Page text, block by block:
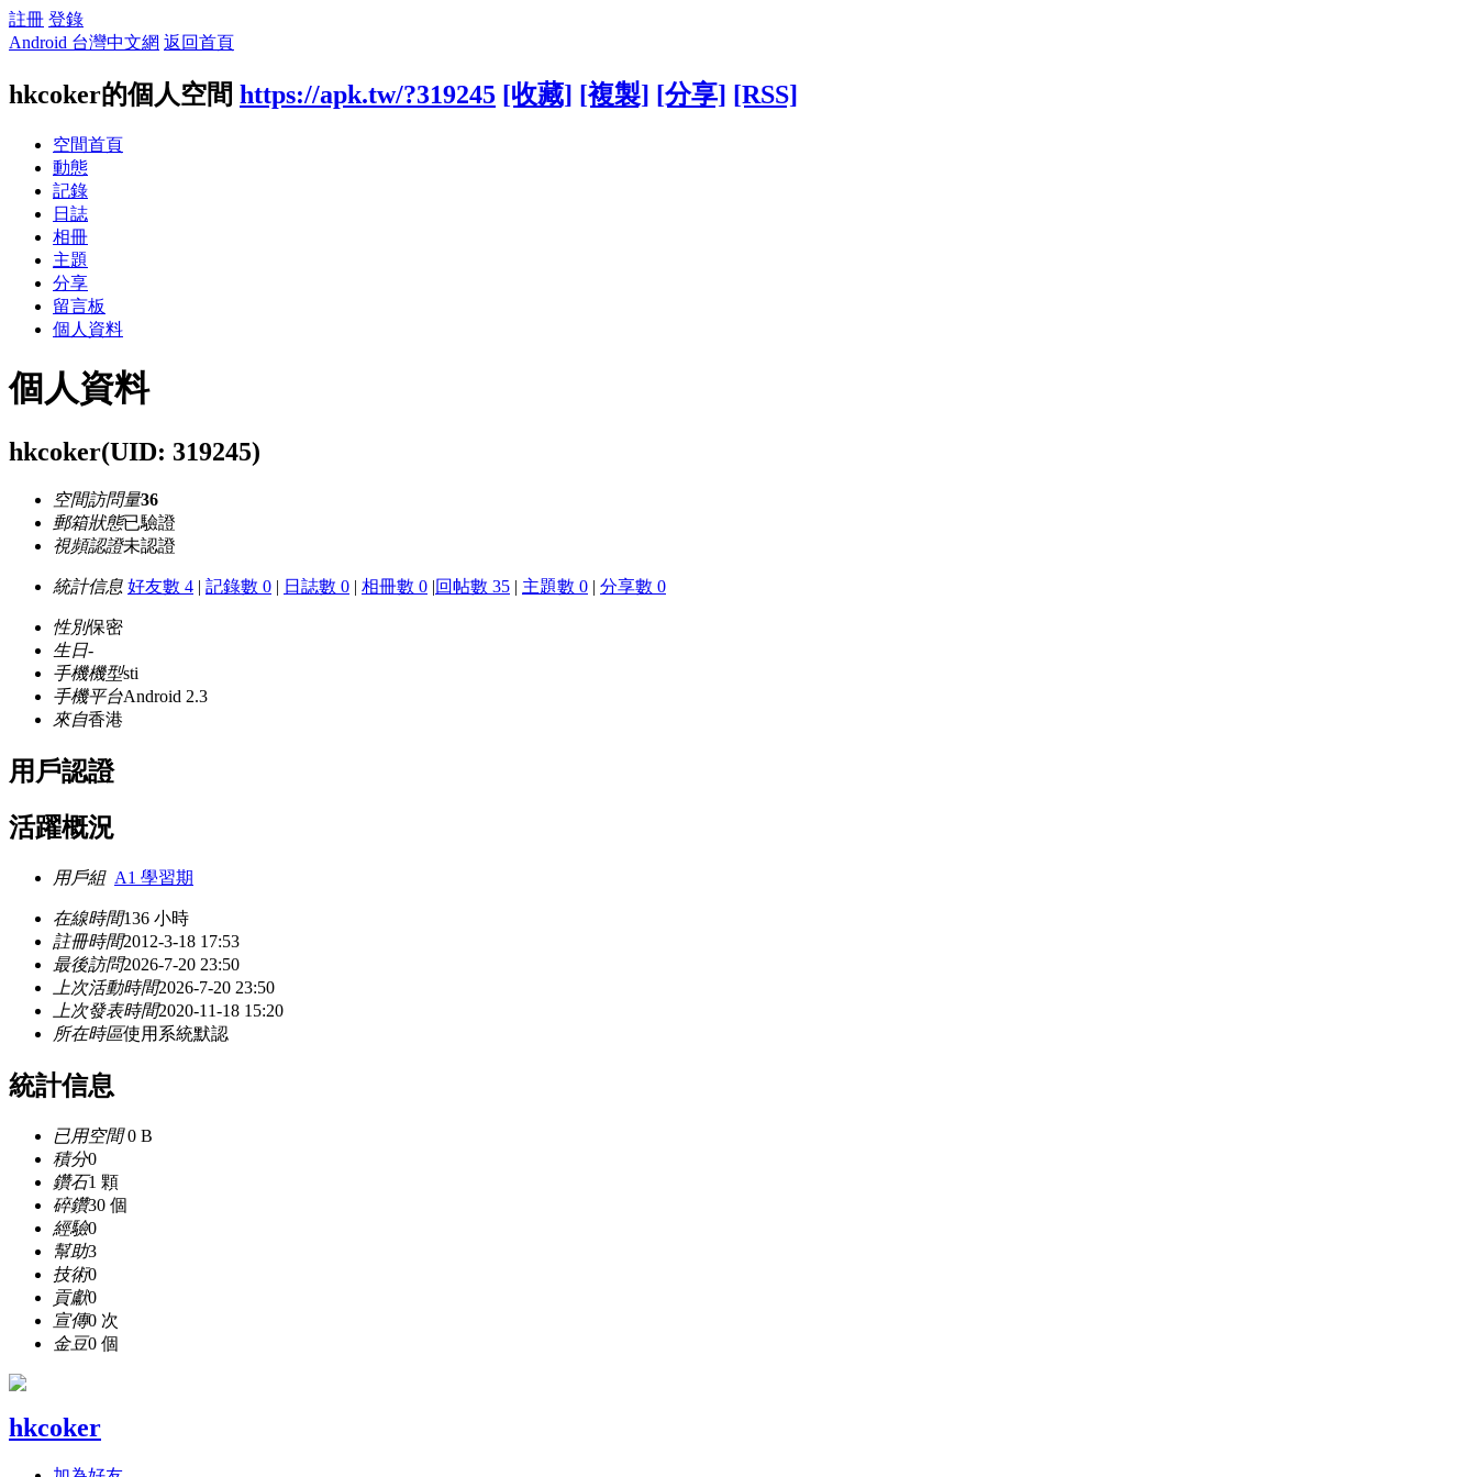
註冊 登錄
Android 台灣中文網 返回首頁
hkcoker的個人空間 https://apk.tw/?319245 [收藏] [複製] [分享] [RSS]
空間首頁
動態
記錄
日誌
相冊
主題
分享
留言板
個人資料
個人資料
hkcoker(UID: 319245)
空間訪問量36
郵箱狀態已驗證
視頻認證未認證
統計信息 好友數 4 | 記錄數 0 | 日誌數 0 | 相冊數 0 |回帖數 35 | 主題數 0 | 分享數 0
性別保密
生日-
手機機型sti
手機平台Android 2.3
來自香港
用戶認證
活躍概況
用戶組 A1 學習期
在線時間136 小時
註冊時間2012-3-18 17:53
最後訪問2026-7-20 23:50
上次活動時間2026-7-20 23:50
上次發表時間2020-11-18 15:20
所在時區使用系統默認
統計信息
已用空間0 B
積分0
鑽石1 顆
碎鑽30 個
經驗0
幫助3
技術0
貢獻0
宣傳0 次
金豆0 個
hkcoker